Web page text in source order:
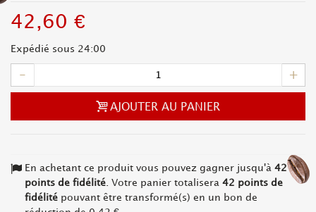
42,60 €
Expédié sous 24:00
- +
AJOUTER AU PANIER
En achetant ce produit vous pouvez gagner jusqu'à 42
points de fidélité . Votre panier totalisera 42 points de
fidélité pouvant être transformé(s) en un bon de